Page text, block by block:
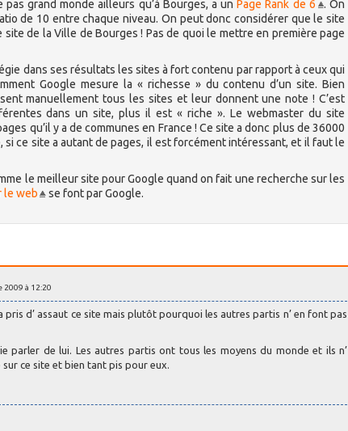
grand monde ailleurs qu’à Bourges, a unPage Rank de 6
. On
de 10 entre chaque niveau. On peut donc considérer que le site
de la Ville de Bourges ! Pas de quoi le mettre en première page
dans ses résultats les sites à fort contenu par rapport à ceux qui
Google mesure la « richesse » du contenu d’un site. Bien
manuellement tous les sites et leur donnent une note ! C’est
dans un site, plus il est « riche ». Le webmaster du site
qu’il y a de communes en France ! Ce site a donc plus de 36000
si ce site a autant de pages, il est forcément intéressant, et il faut le
le meilleur site pour Google quand on fait une recherche sur les
le web se font par Google.
2009 à 12:20
d’ assaut ce site mais plutôt pourquoi les autres partis n’ en font pas
de lui. Les autres partis ont tous les moyens du monde et ils n’
ce site et bien tant pis pour eux.